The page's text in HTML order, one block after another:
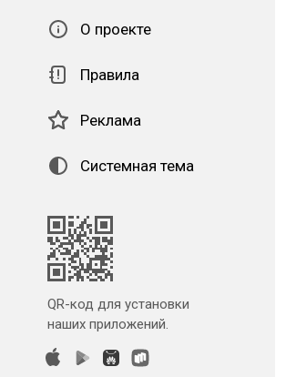
О проекте
Правила
Реклама
Системная тема
QR-код для установки
наших приложений.